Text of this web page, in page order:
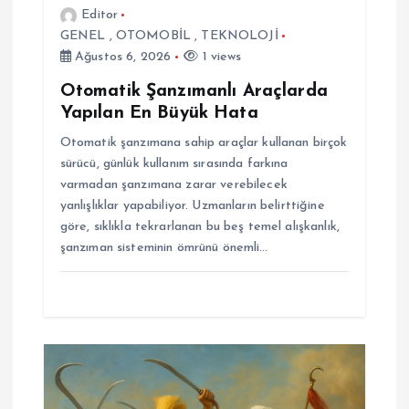
Editor
GENEL , OTOMOBİL , TEKNOLOJİ
Ağustos 6, 2026
1 views
Otomatik Şanzımanlı Araçlarda
Yapılan En Büyük Hata
Otomatik şanzımana sahip araçlar kullanan birçok
sürücü, günlük kullanım sırasında farkına
varmadan şanzımana zarar verebilecek
yanlışlıklar yapabiliyor. Uzmanların belirttiğine
göre, sıklıkla tekrarlanan bu beş temel alışkanlık,
şanzıman sisteminin ömrünü önemli…